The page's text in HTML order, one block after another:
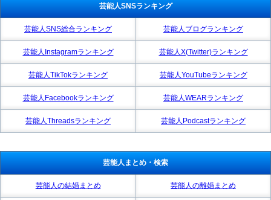
芸能人SNSランキング
芸能人SNS総合ランキング 芸能人ブログランキング
芸能人Instagramランキング 芸能人X(Twitter)ランキング
芸能人TikTokランキング 芸能人YouTubeランキング
芸能人Facebookランキング 芸能人WEARランキング
芸能人Threadsランキング 芸能人Podcastランキング
芸能人まとめ・検索
芸能人の結婚まとめ 芸能人の離婚まとめ